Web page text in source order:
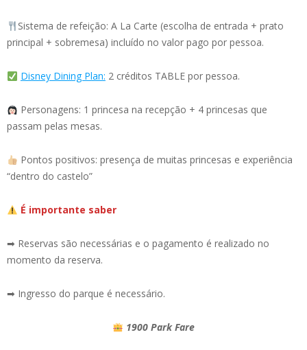
Sistema de refeição: A La Carte (escolha de entrada + prato
principal + sobremesa) incluído no valor pago por pessoa.
Disney Dining Plan: 2 créditos TABLE por pessoa.
Personagens: 1 princesa na recepção + 4 princesas que
passam pelas mesas.
Pontos positivos: presença de muitas princesas e experiência
“dentro do castelo”
É importante saber
➡ Reservas são necessárias e o pagamento é realizado no
momento da reserva.
➡ Ingresso do parque é necessário.
1900 Park Fare